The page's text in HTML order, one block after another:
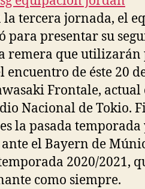
la tercera jornada, el
para presentar su
remera que
encuentro de éste 20
Frontale, actual
Nacional de Tokio.
la pasada
el Bayern de
2020/2021,
como siempre.